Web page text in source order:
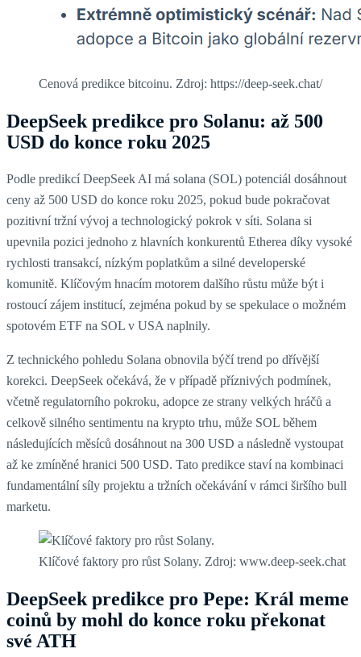
Cenová predikce bitcoinu. Zdroj: https://deep-seek.chat/
DeepSeek predikce pro Solanu: až 500
USD do konce roku 2025
Podle predikcí DeepSeek AI má solana (SOL) potenciál dosáhnout
ceny až 500 USD do konce roku 2025, pokud bude pokračovat
pozitivní tržní vývoj a technologický pokrok v síti. Solana si
upevnila pozici jednoho z hlavních konkurentů Etherea díky vysoké
rychlosti transakcí, nízkým poplatkům a silné developerské
komunitě. Klíčovým hnacím motorem dalšího růstu může být i
rostoucí zájem institucí, zejména pokud by se spekulace o možném
spotovém ETF na SOL v USA naplnily.
Z technického pohledu Solana obnovila býčí trend po dřívější
korekci. DeepSeek očekává, že v případě příznivých podmínek,
včetně regulatorního pokroku, adopce ze strany velkých hráčů a
celkově silného sentimentu na krypto trhu, může SOL během
následujících měsíců dosáhnout na 300 USD a následně vystoupat
až ke zmíněné hranici 500 USD. Tato predikce staví na kombinaci
fundamentální síly projektu a tržních očekávání v rámci širšího bull
marketu.
Klíčové faktory pro růst Solany. Zdroj: www.deep-seek.chat
DeepSeek predikce pro Pepe: Král meme
coinů by mohl do konce roku překonat
své ATH